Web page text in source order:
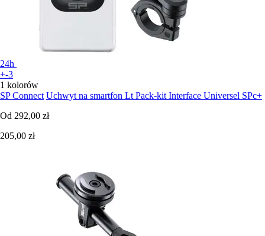
24h
+-3
1 kolorów
SP Connect Uchwyt na smartfon Lt Pack-kit Interface Universel SPc+
Od 292,00 zł
205,00 zł